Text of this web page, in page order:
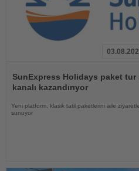
Oku
SunExpress Holidays paket tur
kanalı kazandırıyor
Yeni platform, klasik tatil paketlerini aile
sunuyor